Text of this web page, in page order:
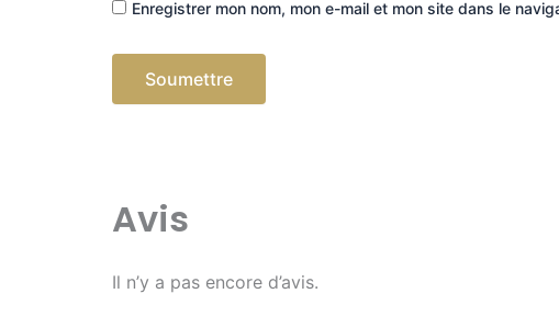
Enregistrer mon nom, mon e-mail et mon site dans le
Avis
Il n’y a pas encore d’avis.